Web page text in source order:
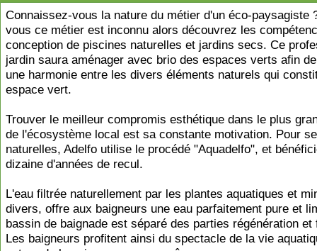
Connaissez-vous la nature du métier d'un éco-paysagiste
vous ce métier est inconnu alors découvrez les
conception de piscines naturelles et jardins secs. Ce
jardin saura aménager avec brio des espaces verts afin
une harmonie entre les divers éléments naturels qui
espace vert.
Trouver le meilleur compromis esthétique dans le plus
de l'écosystème local est sa constante motivation. Pour
naturelles, Adelfo utilise le procédé "Aquadelfo", et
dizaine d'années de recul.
L'eau filtrée naturellement par les plantes aquatiques et
divers, offre aux baigneurs une eau parfaitement pure et
bassin de baignade est séparé des parties régénération et
Les baigneurs profitent ainsi du spectacle de la vie